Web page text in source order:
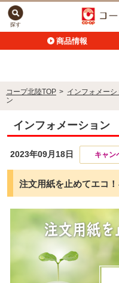
商品情報
探す
コープ北陸TOP > インフォメーシ
ン
インフォメーション
2023年09月18日 キャン
注文用紙を止めてエコ